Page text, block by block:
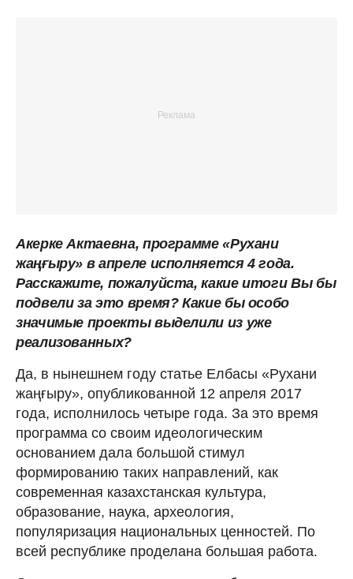
Акерке Актаевна, программе «Рухани
жаңғыру» в апреле исполняется 4 года.
Расскажите, пожалуйста, какие итоги Вы бы
подвели за это время? Какие бы особо
значимые проекты выделили из уже
реализованных?
Да, в нынешнем году статье Елбасы «Рухани
жаңғыру», опубликованной 12 апреля 2017
года, исполнилось четыре года. За это время
программа со своим идеологическим
основанием дала большой стимул
формированию таких направлений, как
современная казахстанская культура,
образование, наука, археология,
популяризация национальных ценностей. По
всей республике проделана большая работа.